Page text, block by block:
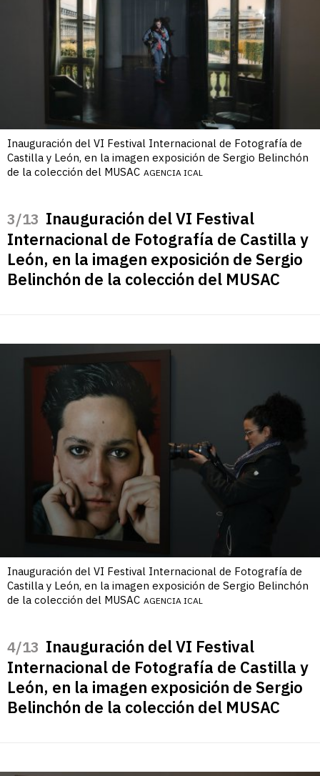
Inauguración del VI Festival Internacional de Fotografía de
Castilla y León, en la imagen exposición de Sergio Belinchón
de la colección del MUSAC AGENCIA ICAL
/13 Inauguración del VI Festival
Internacional de Fotografía de Castilla y
León, en la imagen exposición de Sergio
Belinchón de la colección del MUSAC
Inauguración del VI Festival Internacional de Fotografía de
Castilla y León, en la imagen exposición de Sergio Belinchón
de la colección del MUSAC AGENCIA ICAL
/13 Inauguración del VI Festival
Internacional de Fotografía de Castilla y
León, en la imagen exposición de Sergio
Belinchón de la colección del MUSAC